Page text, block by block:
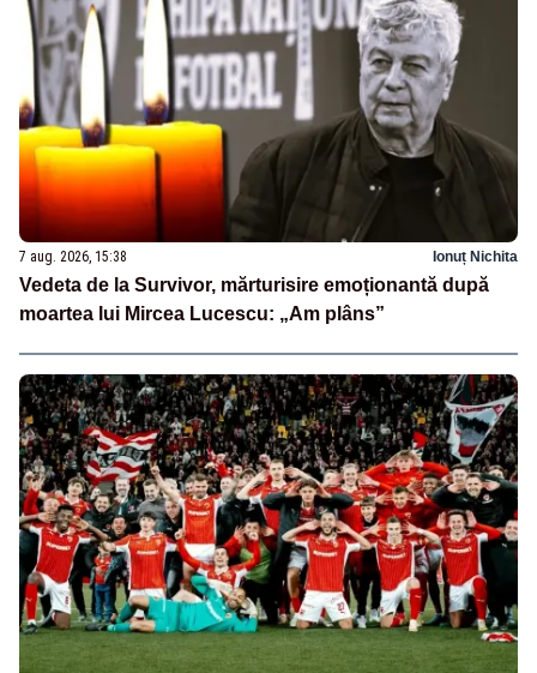
7 aug. 2026, 15:38 Ionuț Nichita
Vedeta de la Survivor, mărturisire emoționantă după
moartea lui Mircea Lucescu: „Am plâns”